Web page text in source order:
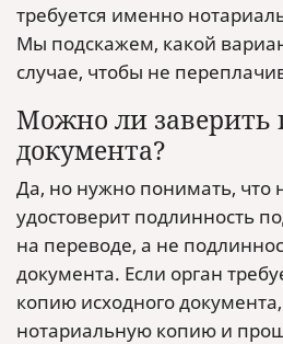
требуется именно
Мы подскажем, какой
случае, чтобы не
Можно ли заверить
документа?
Да, но нужно понимать, что
удостоверит подлинность
на переводе, а не
документа. Если орган
копию исходного
нотариальную копию и